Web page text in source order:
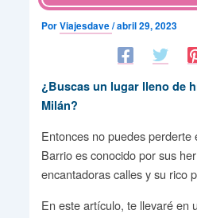
PorViajesdave/abril 29, 2023
¿Buscas un lugar lleno de
Milán?
Entonces no puedes perderte
Barrio es conocido por sus
encantadoras calles y su rico
En este artículo, te llevaré en